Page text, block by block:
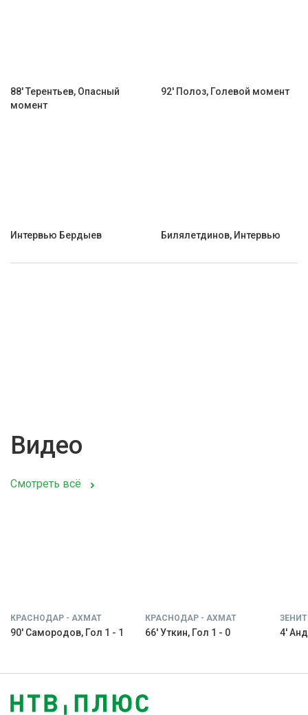
88' Терентьев, Опасный
момент
92' Полоз, Голевой момент
Интервью Бердыев Билялетдинов, Интервью
Видео
Смотреть всё
КРАСНОДАР - АХМАТ
90' Самородов, Гол 1 - 1
КРАСНОДАР - АХМАТ
66' Уткин, Гол 1 - 0 4'